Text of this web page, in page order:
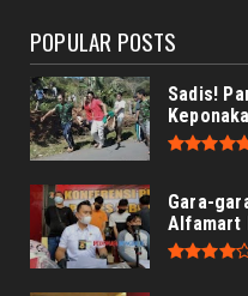
POPULAR POSTS
Sadis!
Gara-
Alfamart